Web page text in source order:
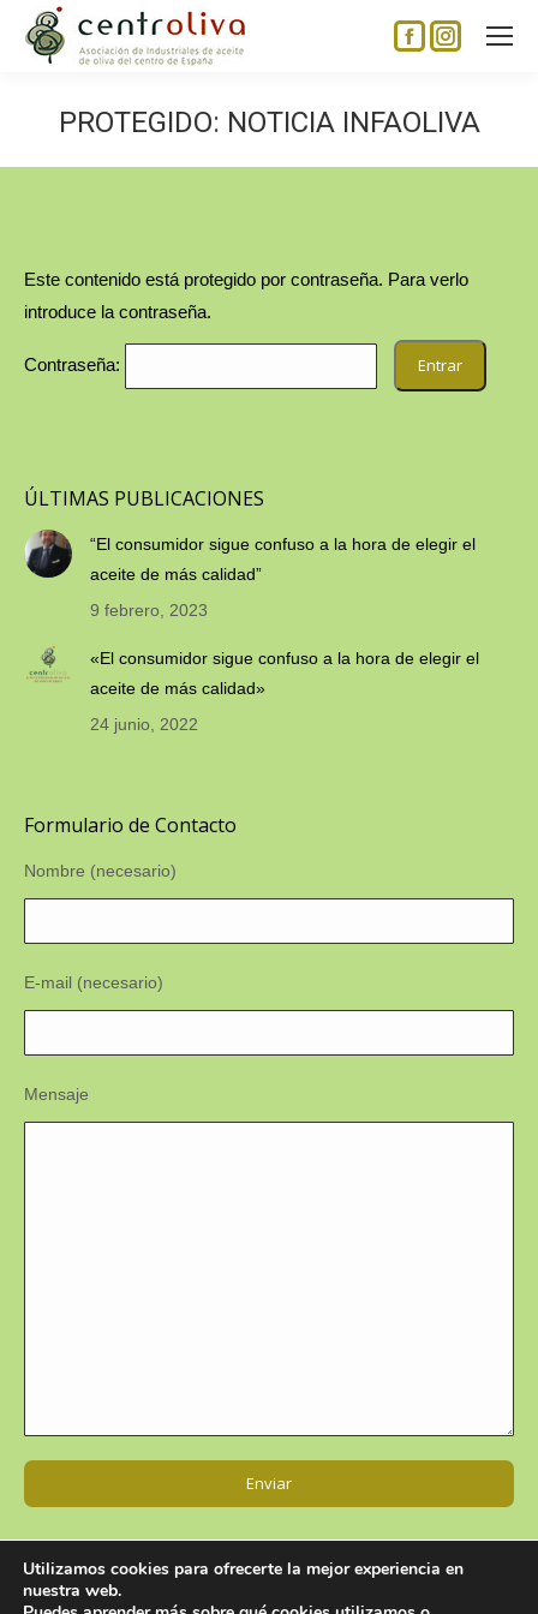
Facebook
opens
Instagram
opens
PROTEGIDO: NOTICIA INFAOLIVA
Este contenido está protegido por contraseña. Para verlo
introduce la contraseña.
Contraseña:
ÚLTIMAS PUBLICACIONES
“El consumidor sigue confuso a la hora de elegir el
aceite de más calidad”
9 febrero, 2023
«El consumidor sigue confuso a la hora de elegir el
aceite de más calidad»
24 junio, 2022
Formulario de Contacto
Nombre (necesario)
E-mail (necesario)
Mensaje
Utilizamos cookies para ofrecerte la mejor experiencia en
nuestra web.